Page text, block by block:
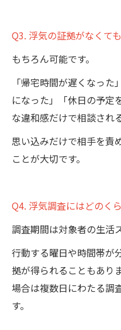
Q3. 浮気の証拠がなくて
もちろん可能です。
「帰宅時間が遅くなっ
になった」「休日の予定
な違和感だけで相談され
思い込みだけで相手を責
ことが大切です。
Q4. 浮気調査にはどのく
調査期間は対象者の生活
行動する曜日や時間帯が
拠が得られることもあり
場合は複数日にわたる調
す。